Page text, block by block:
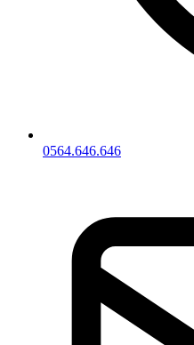
0564.646.646